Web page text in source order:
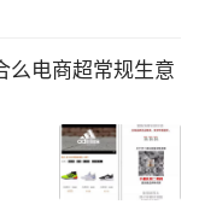
么电商超常规生意